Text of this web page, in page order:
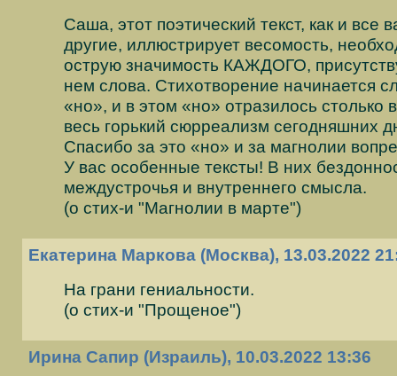
Саша, этот поэтический текст, как и все
другие, иллюстрирует весомость,
острую значимость КАЖДОГО,
нем слова. Стихотворение начинается
«но», и в этом «но» отразилось столько
весь горький сюрреализм сегодняшних
Спасибо за это «но» и за магнолии
У вас особенные тексты! В них
междустрочья и внутреннего смысла.
(о стих-и "Магнолии в марте")
Екатерина Маркова (Москва), 13.03.2022
На грани гениальности.
(о стих-и "Прощеное")
Ирина Сапир (Израиль), 10.03.2022 13:36